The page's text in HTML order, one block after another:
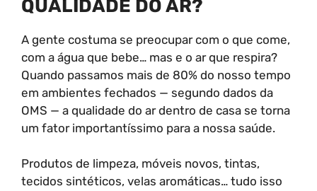
QUALIDADE DO AR?
A gente costuma se preocupar com o que come,
com a água que bebe… mas e o ar que respira?
Quando passamos mais de 80% do nosso tempo
em ambientes fechados — segundo dados da
OMS — a qualidade do ar dentro de casa se torna
um fator importantíssimo para a nossa saúde.
Produtos de limpeza, móveis novos, tintas,
tecidos sintéticos, velas aromáticas… tudo isso